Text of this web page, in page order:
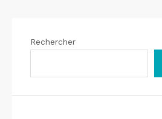
Rechercher